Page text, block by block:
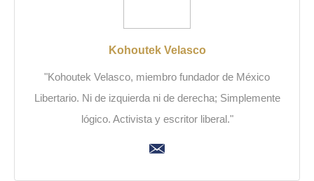
Kohoutek Velasco
"Kohoutek Velasco, miembro fundador de México
Libertario. Ni de izquierda ni de derecha; Simplemente
lógico. Activista y escritor liberal."